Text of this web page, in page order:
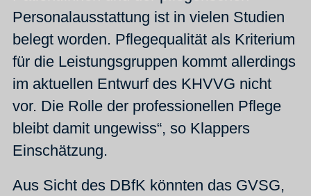
Personalausstattung ist in vielen Studien
belegt worden. Pflegequalität als Kriterium
für die Leistungsgruppen kommt allerdings
im aktuellen Entwurf des KHVVG nicht
vor. Die Rolle der professionellen Pflege
bleibt damit ungewiss“, so Klappers
Einschätzung.
Aus Sicht des DBfK könnten das GVSG,